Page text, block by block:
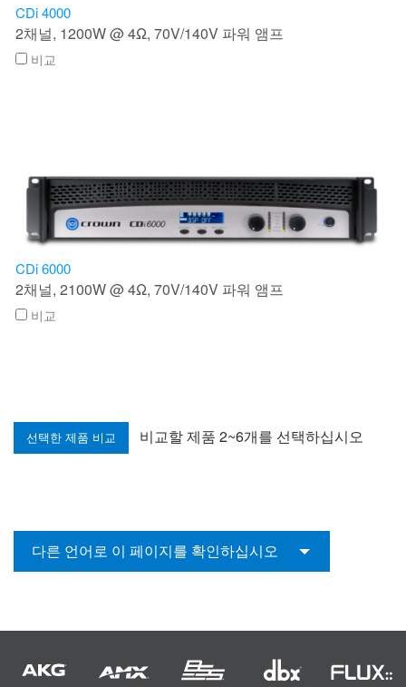
CDi 4000
2채널, 1200W @ 4Ω, 70V/140V 파워 앰프
비교
CDi 6000
2채널, 2100W @ 4Ω, 70V/140V 파워 앰프
비교
비교할 제품 2~6개를 선택하십시오
다른 언어로 이 페이지를 확인하십시오